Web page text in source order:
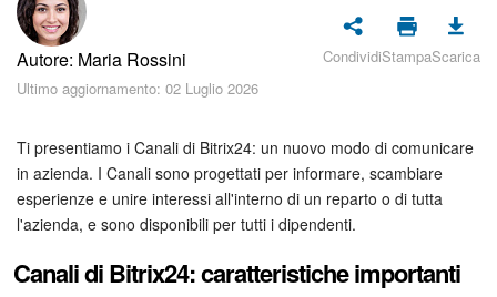
Piani e pagamento
Sicurezza in Bitrix24
CoPilot: IA in Bitrix24
Feed
Messenger
Autore: Maria Rossini
Ultimo aggiornamento: 02 Luglio 2026
CondividiStampaScarica
Ti presentiamo i Canali di Bitrix24: un nuovo modo di comunicare
in azienda. I Canali sono progettati per informare, scambiare
esperienze e unire interessi all'interno di un reparto o di tutta
l'azienda, e sono disponibili per tutti i dipendenti.
Canali di Bitrix24: caratteristiche importanti